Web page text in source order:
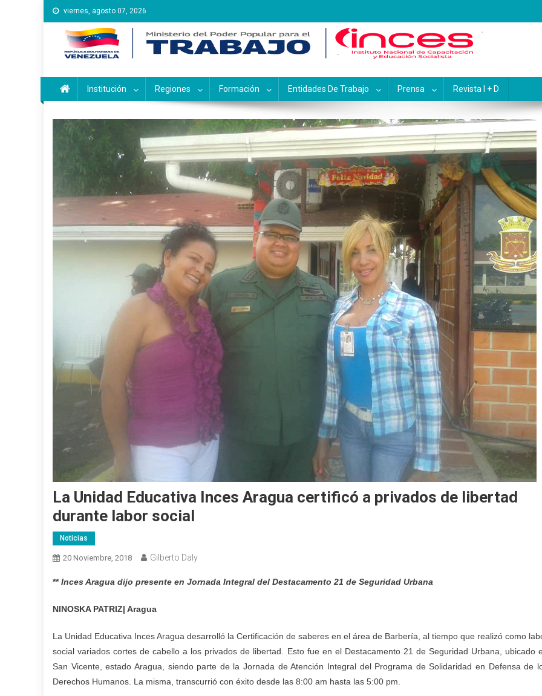
Saltar
al
contenido
viernes, agosto 07, 2026
Instituto Nacional de Capacitación y Educación
Inces
Institución Regiones Formación Entidades De Trabajo Prensa Revista I + D
La Unidad Educativa Inces Aragua certificó a privados de libertad
durante labor social
Noticias
20 Noviembre, 2018 Gilberto Daly
**Inces Aragua dijo presente en Jornada Integral del Destacamento 21 de Seguridad Urbana
NINOSKA PATRIZ| Aragua
La Unidad Educativa Inces Aragua desarrolló la Certificación de saberes en el área de Barbería, al tiempo que realizó como
social variados cortes de cabello a los privados de libertad. Esto fue en el Destacamento 21 de Seguridad Urbana, ubicado
San Vicente, estado Aragua, siendo parte de la Jornada de Atención Integral del Programa de Solidaridad en Defensa de
Derechos Humanos. La misma, transcurrió con éxito desde las 8:00 am hasta las 5:00 pm.